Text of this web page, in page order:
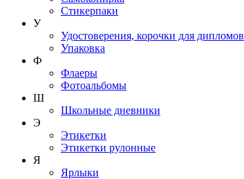
Стикерпаки
У
Удостоверения, корочки для дипломов
Упаковка
Ф
Флаеры
Фотоальбомы
Ш
Школьные дневники
Э
Этикетки
Этикетки рулонные
Я
Ярлыки